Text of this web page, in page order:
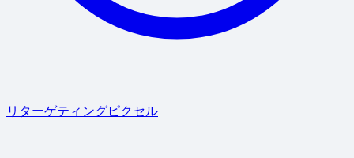
リターゲティングピクセル